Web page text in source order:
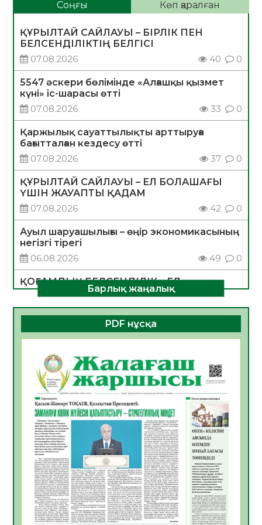
Соңғы Көп қаралған
ҚҰРЫЛТАЙ САЙЛАУЫ – БІРЛІК ПЕН
БЕЛСЕНДІЛІКТІҢ БЕЛГІСІ
07.08.2026
40 0
5547 әскери бөлімінде «Алғашқы қызмет
күні» іс-шарасы өтті
07.08.2026
33 0
Қаржылық сауаттылықты арттыруға
бағытталған кездесу өтті
07.08.2026
37 0
ҚҰРЫЛТАЙ САЙЛАУЫ – ЕЛ БОЛАШАҒЫ
ҮШІН ЖАУАПТЫ ҚАДАМ
07.08.2026
42 0
Ауыл шаруашылығы – өңір экономикасының
негізгі тірегі
06.08.2026
49 0
ҚОҒАМДЫҚ БЕЛСЕНДІЛІК – ЕЛ
ДАМУЫНЫҢ НЕГІЗІ
06.08.2026
47 0
ҚҰРЫЛТАЙ САЙЛАУЫ – БОЛАШАҚҚА
БАСТАР ЖАУАПТЫ ТАҢДАУ
06.08.2026
Инфекциялық ауруларға қарсы иммундау
жұмыстарының тиімділігі
06.08.2026
51
Көкжөтел ауруы туралы
06.08.2026
49
АПВ вакцинасы туралы мәлімет
06.08.2026
47
Open Air: Қызылорда облысы полиция
департаменті 20 мыңнан астам
Барлық жаңалық
PDF нұсқа